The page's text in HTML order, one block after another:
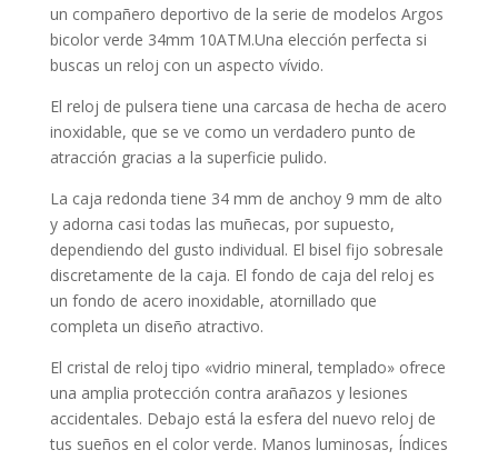
un compañero deportivo de la serie de modelos Argos
bicolor verde 34mm 10ATM.Una elección perfecta si
buscas un reloj con un aspecto vívido.
El reloj de pulsera tiene una carcasa de hecha de acero
inoxidable, que se ve como un verdadero punto de
atracción gracias a la superficie pulido.
La caja redonda tiene 34 mm de anchoy 9 mm de alto
y adorna casi todas las muñecas, por supuesto,
dependiendo del gusto individual. El bisel fijo sobresale
discretamente de la caja. El fondo de caja del reloj es
un fondo de acero inoxidable, atornillado que
completa un diseño atractivo.
El cristal de reloj tipo «vidrio mineral, templado» ofrece
una amplia protección contra arañazos y lesiones
accidentales. Debajo está la esfera del nuevo reloj de
tus sueños en el color verde. Manos luminosas, Índices